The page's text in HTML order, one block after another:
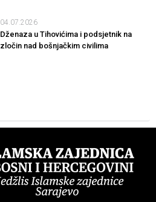
04.07.2026
Dženaza u Tihovićima i podsjetnik na
zločin nad bošnjačkim civilima